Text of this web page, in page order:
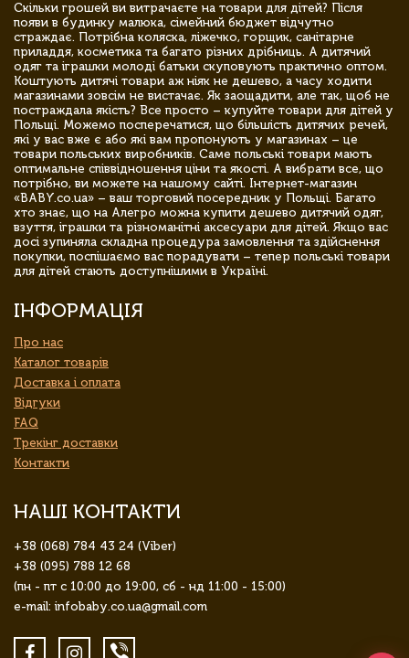
Скільки грошей ви витрачаєте на товари для дітей? Після
появи в будинку малюка, сімейний бюджет відчутно
страждає. Потрібна коляска, ліжечко, горщик, санітарне
приладдя, косметика та багато різних дрібниць. А дитячий
одяг та іграшки молоді батьки скуповують практично оптом.
Коштують дитячі товари аж ніяк не дешево, а часу ходити
магазинами зовсім не вистачає. Як заощадити, але так, щоб не
постраждала якість? Все просто – купуйте товари для дітей у
Польщі. Можемо посперечатися, що більшість дитячих речей,
які у вас вже є або які вам пропонують у магазинах – це
товари польських виробників. Саме польські товари мають
оптимальне співвідношення ціни та якості. А вибрати все, що
потрібно, ви можете на нашому сайті. Інтернет-магазин
«BABY.co.ua» – ваш торговий посередник у Польщі. Багато
хто знає, що на Алегро можна купити дешево дитячий одяг,
взуття, іграшки та різноманітні аксесуари для дітей. Якщо вас
досі зупиняла складна процедура замовлення та здійснення
покупки, поспішаємо вас порадувати – тепер польські товари
для дітей стають доступнішими в Україні.
ІНФОРМАЦІЯ
Про нас
Каталог товарів
Доставка і оплата
Відгуки
FAQ
Трекінг доставки
Контакти
НАШІ КОНТАКТИ
+38 (068) 784 43 24 (Viber)
+38 (095) 788 12 68
(пн - пт с 10:00 до 19:00, сб - нд 11:00 - 15:00)
e-mail: infobaby.co.ua@gmail.com